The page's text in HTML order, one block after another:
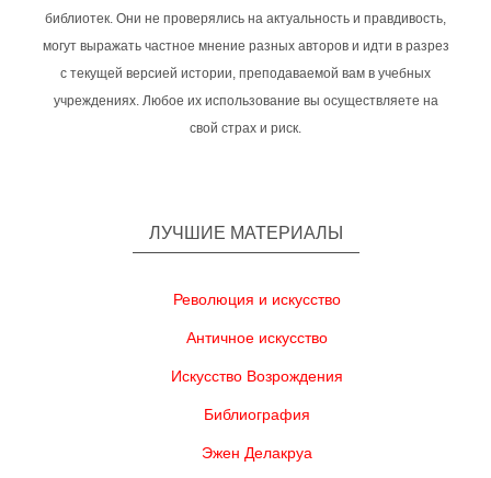
библиотек. Они не проверялись на актуальность и правдивость,
могут выражать частное мнение разных авторов и идти в разрез
с текущей версией истории, преподаваемой вам в учебных
учреждениях. Любое их использование вы осуществляете на
свой страх и риск.
ЛУЧШИЕ МАТЕРИАЛЫ
Революция и искусство
Античное искусство
Искусство Возрождения
Библиография
Эжен Делакруа